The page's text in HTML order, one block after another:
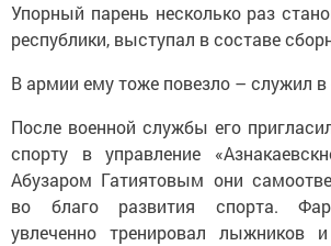
Упорный парень несколько раз
республики, выступал в составе
В армии ему тоже повезло – служил в
После военной службы его
спорту в управление
Абузаром Гатиятовым они
во благо развития спорта.
увлеченно тренировал лыжников и